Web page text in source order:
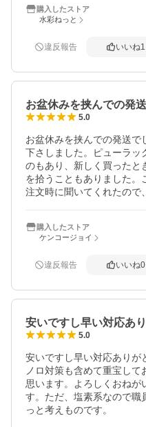
購入したストア
水彩ねっと
違反報告 いいね1
お盆休みを挟んでの発
5.0
お盆休みを挟んでの発送で
下さしました。ピューラッ
のもあり、新しく買ったと
を拾うこともありました。
注文時に聞いてくれたので
購入したストア
ケンコージョイ
違反報告 いいね0
安いですし早い対応あ
5.0
安いですし早い対応ありが
ノロ対策も含めて重宝し
思います。よろしくおねが
す。ただ、塩素系なので職
っと考えものです。